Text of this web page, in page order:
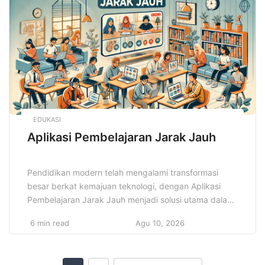
fungsi tanpa mengurangi sisi estetika. Para desainer
dan penggemar mode […]
EDUKASI
Aplikasi Pembelajaran Jarak Jauh
Pendidikan modern telah mengalami transformasi
besar berkat kemajuan teknologi, dengan Aplikasi
Pembelajaran Jarak Jauh menjadi solusi utama dalam
sebelumnya terbatas oleh ruang kelas kini dapat
6 min read Agu 10, 2026